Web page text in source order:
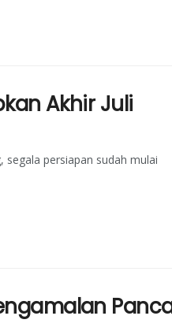
Akhir Juli
persiapan sudah mulai